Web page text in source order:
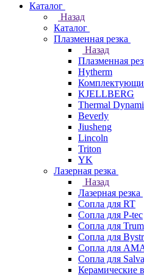
Каталог
Назад
Каталог
Плазменная резка
Назад
Плазменная
Hytherm
KJELLBERG
Thermal
Beverly
Jiusheng
Lincoln
Triton
YK
Лазерная резка
Назад
Лазерная резка
Сопла для RT
Сопла для P-tec
Сопла для
Сопла для
Сопла для
Сопла для
Керамические